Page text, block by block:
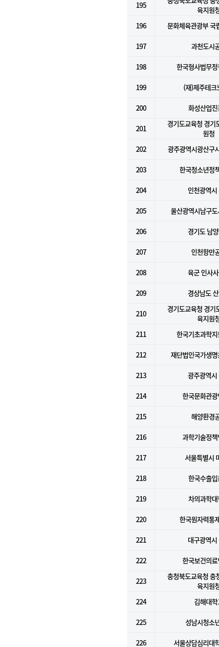
195
육지원
196
문화체육관광부 국
197 과천도시
198 한국형사법무
199 (재)제주테크
200 화성산업
201
경기도교육청 경기
원청
202
광주광역시광산구
203 한국청소년정
204 인천광역시
205 울산광역시남구
206 경기도 남
207 인천항만
208 육군 인사
209 경상남도
210
경기도교육청 경기
육지원
211
한국기초과학
212 재단법인국가생
213 광주광역시
214 한국문화관
215 해양환경
216 과학기술정
217 서울특별시
218 한국수출
219 차의과학
220 한국원자력통
221 대구광역시
222 한국보건의
223
충청북도교육청 충
육지원
224
김해대
225 성남시청소
226 서울상담심리대